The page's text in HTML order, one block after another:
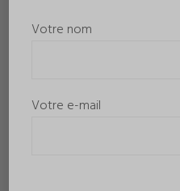
Votre nom
Votre e-mail